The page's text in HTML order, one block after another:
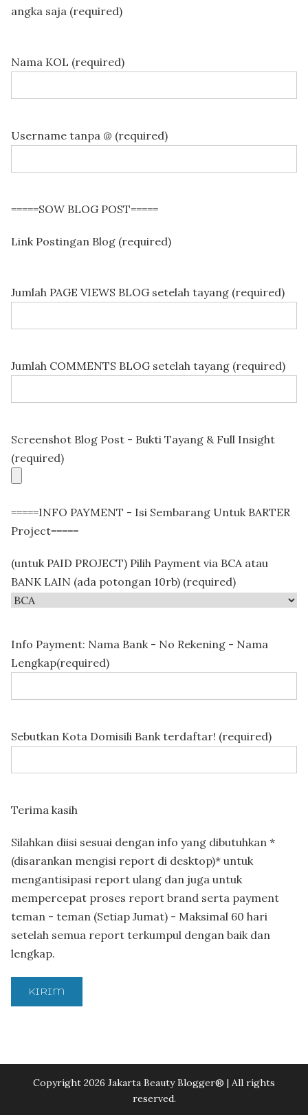
angka saja (required)
Nama KOL (required)
Username tanpa @ (required)
=====SOW BLOG POST=====
Link Postingan Blog (required)
Jumlah PAGE VIEWS BLOG setelah tayang (required)
Jumlah COMMENTS BLOG setelah tayang (required)
Screenshot Blog Post - Bukti Tayang & Full Insight
(required)
=====INFO PAYMENT - Isi Sembarang Untuk BARTER
Project=====
(untuk PAID PROJECT) Pilih Payment via BCA atau
BANK LAIN (ada potongan 10rb) (required)
Info Payment: Nama Bank - No Rekening - Nama
Lengkap(required)
Sebutkan Kota Domisili Bank terdaftar! (required)
Terima kasih
Silahkan diisi sesuai dengan info yang dibutuhkan *
(disarankan mengisi report di desktop)* untuk
mengantisipasi report ulang dan juga untuk
mempercepat proses report brand serta payment
teman - teman (Setiap Jumat) - Maksimal 60 hari
setelah semua report terkumpul dengan baik dan
lengkap.
Copyright 2026 Jakarta Beauty Blogger®️ | All rights
reserved.